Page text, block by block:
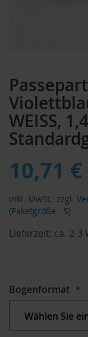
WEISS,
10,71 €
inkl. MwSt, zzgl.
(Paketgröße - S)
Lieferzeit: ca. 2-3
Bogenformat
der
Bildergalerie
springen